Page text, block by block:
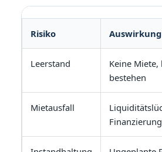
Risiko Auswirkung
Leerstand
Keine Miete,
bestehen
Mietausfall
Finanzierung